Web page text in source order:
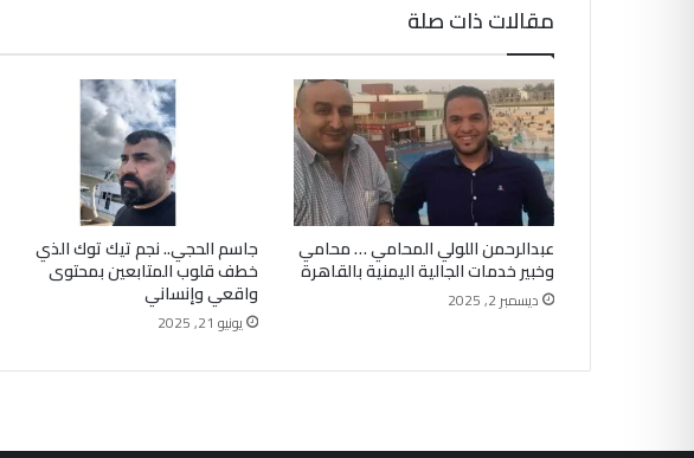
مقالات ذات صلة
عبدالرحمن اللولي المحامي … محامي
وخبير خدمات الجالية اليمنية بالقاهرة
ديسمبر 2, 2025
جاسم الحجي.. نجم تيك توك الذي
خطف قلوب المتابعين بمحتوى
واقعي وإنساني
يونيو 21, 2025